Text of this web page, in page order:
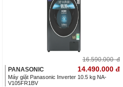
16.590.000 đ
PANASONIC
14.490.000 đ
Máy giặt Panasonic Inverter 10.5 kg NA-
V105FR1BV